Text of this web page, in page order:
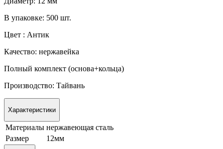
В упаковке: 500 шт.
Цвет : Антик
Качество: нержавейка
Полный комплект (основа+кольца)
Производство: Тайвань
Характеристики
Материалы нержавеющая сталь
Размер
12мм